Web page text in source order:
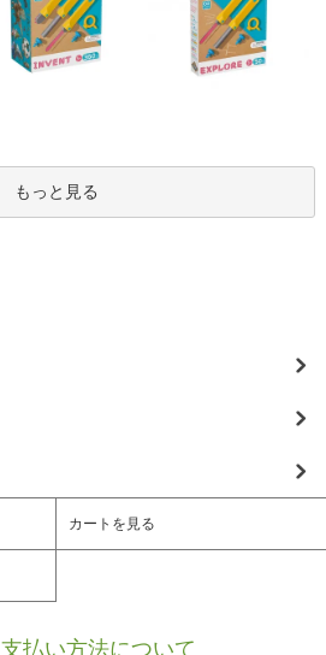
もっと見る
カートを見る
支払い方法について